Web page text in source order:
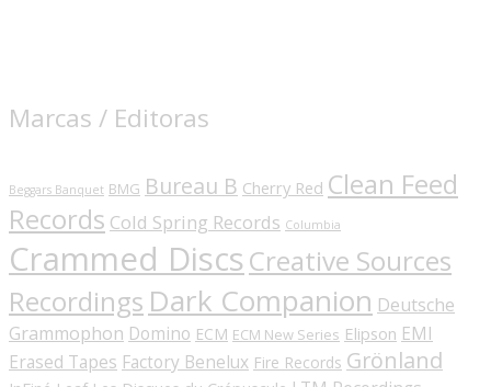
Marcas / Editoras
Beggars Banquet BMG Bureau B Cherry Red Clean Feed
Records Cold Spring Records Columbia
Crammed Discs Creative Sources
Recordings Dark Companion Deutsche
Grammophon Domino ECM ECM New Series Elipson EMI
Erased Tapes Factory Benelux Fire Records Grönland